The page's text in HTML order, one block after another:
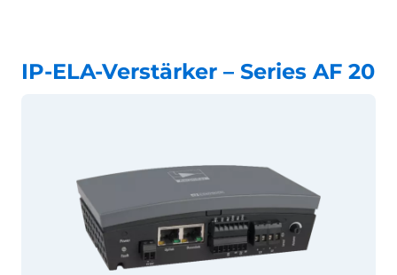
IP-ELA-Verstärker – Series AF 20